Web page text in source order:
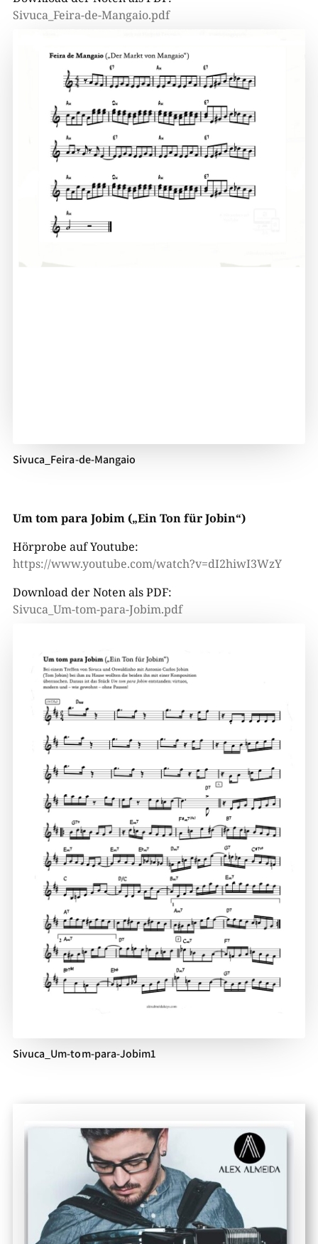
Sivuca_Feira-de-Mangaio.pdf
Sivuca_Feira-de-Mangaio
Um tom para Jobim („Ein Ton für Jobin“)
Hörprobe auf Youtube:
https://www.youtube.com/watch?v=dI2hiwI3WzY
Download der Noten als PDF:
Sivuca_Um-tom-para-Jobim.pdf
Sivuca_Um-tom-para-Jobim1